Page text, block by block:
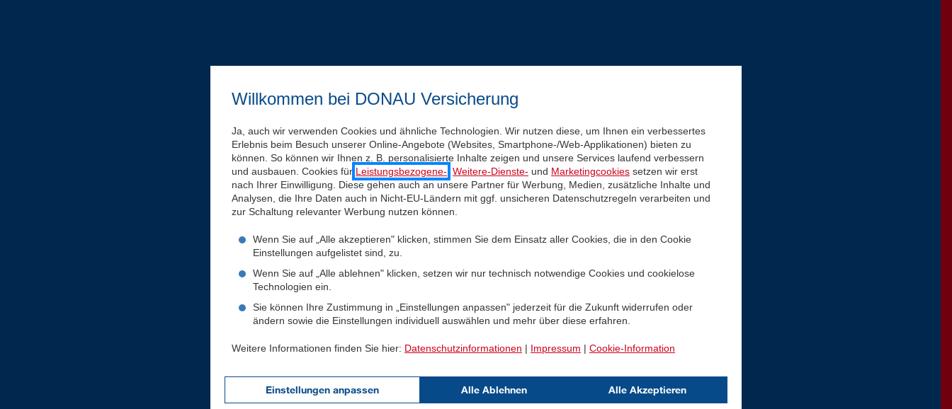
Willkommen bei DONAU Versicherung
Ja, auch wir verwenden Cookies und ähnliche Technologien. Wir nutzen diese, um Ihnen ein verbessertes
Erlebnis beim Besuch unserer Online-Angebote (Websites, Smartphone-/Web-Applikationen) bieten zu
können. So können wir Ihnen z. B. personalisierte Inhalte zeigen und unsere Services laufend verbessern
und ausbauen. Cookies für Leistungsbezogene- Weitere-Dienste- und Marketingcookies setzen wir erst
nach Ihrer Einwilligung. Diese gehen auch an unsere Partner für Werbung, Medien, zusätzliche Inhalte und
Analysen, die Ihre Daten auch in Nicht-EU-Ländern mit ggf. unsicheren Datenschutzregeln verarbeiten und
zur Schaltung relevanter Werbung nutzen können.
Wenn Sie auf „Alle akzeptieren" klicken, stimmen Sie dem Einsatz aller Cookies, die in den Cookie
Einstellungen aufgelistet sind, zu.
Wenn Sie auf „Alle ablehnen" klicken, setzen wir nur technisch notwendige Cookies und cookielose
Technologien ein.
Sie können Ihre Zustimmung in „Einstellungen anpassen" jederzeit für die Zukunft widerrufen oder
ändern sowie die Einstellungen individuell auswählen und mehr über diese erfahren.
Weitere Informationen finden Sie hier: Datenschutzinformationen | Impressum | Cookie-Information
Einstellungen anpassen Alle Ablehnen Alle Akzeptieren